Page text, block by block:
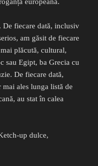
De fiecare dată, inclusiv
am găsit de fiecare
plăcută, cultural,
sau Egipt, ba Grecia cu
De fiecare dată,
ales lunga listă de
au stat în calea
up dulce,